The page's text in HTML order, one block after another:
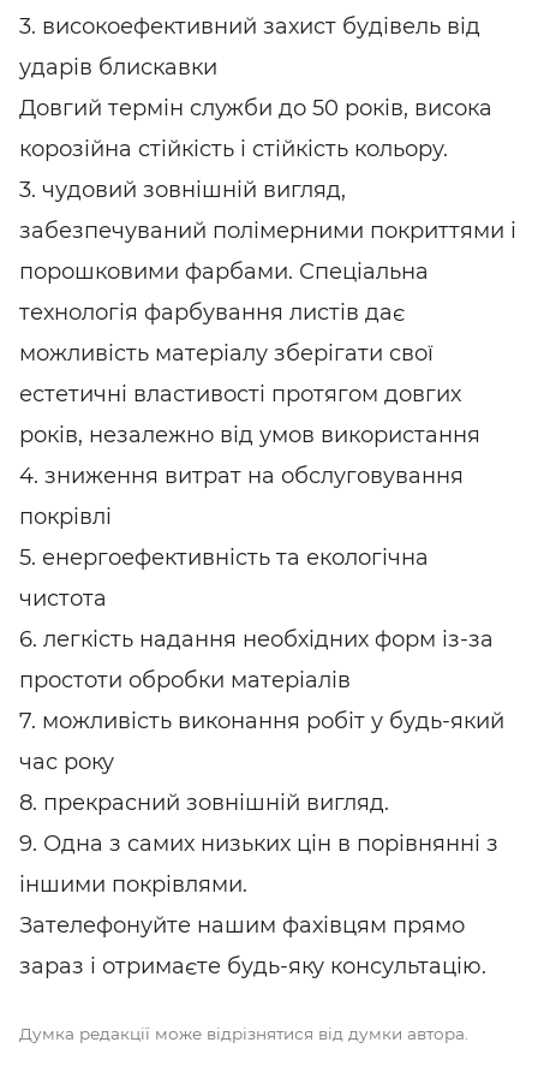
3. високоефективний захист будівель від
ударів блискавки
Довгий термін служби до 50 років, висока
корозійна стійкість і стійкість кольору.
3. чудовий зовнішній вигляд,
забезпечуваний полімерними покриттями і
порошковими фарбами. Спеціальна
технологія фарбування листів дає
можливість матеріалу зберігати свої
естетичні властивості протягом довгих
років, незалежно від умов використання
4. зниження витрат на обслуговування
покрівлі
5. енергоефективність та екологічна
чистота
6. легкість надання необхідних форм із-за
простоти обробки матеріалів
7. можливість виконання робіт у будь-який
час року
8. прекрасний зовнішній вигляд.
9. Одна з самих низьких цін в порівнянні з
іншими покрівлями.
Зателефонуйте нашим фахівцям прямо
зараз і отримаєте будь-яку консультацію.
Думка редакції може відрізнятися від думки автора.